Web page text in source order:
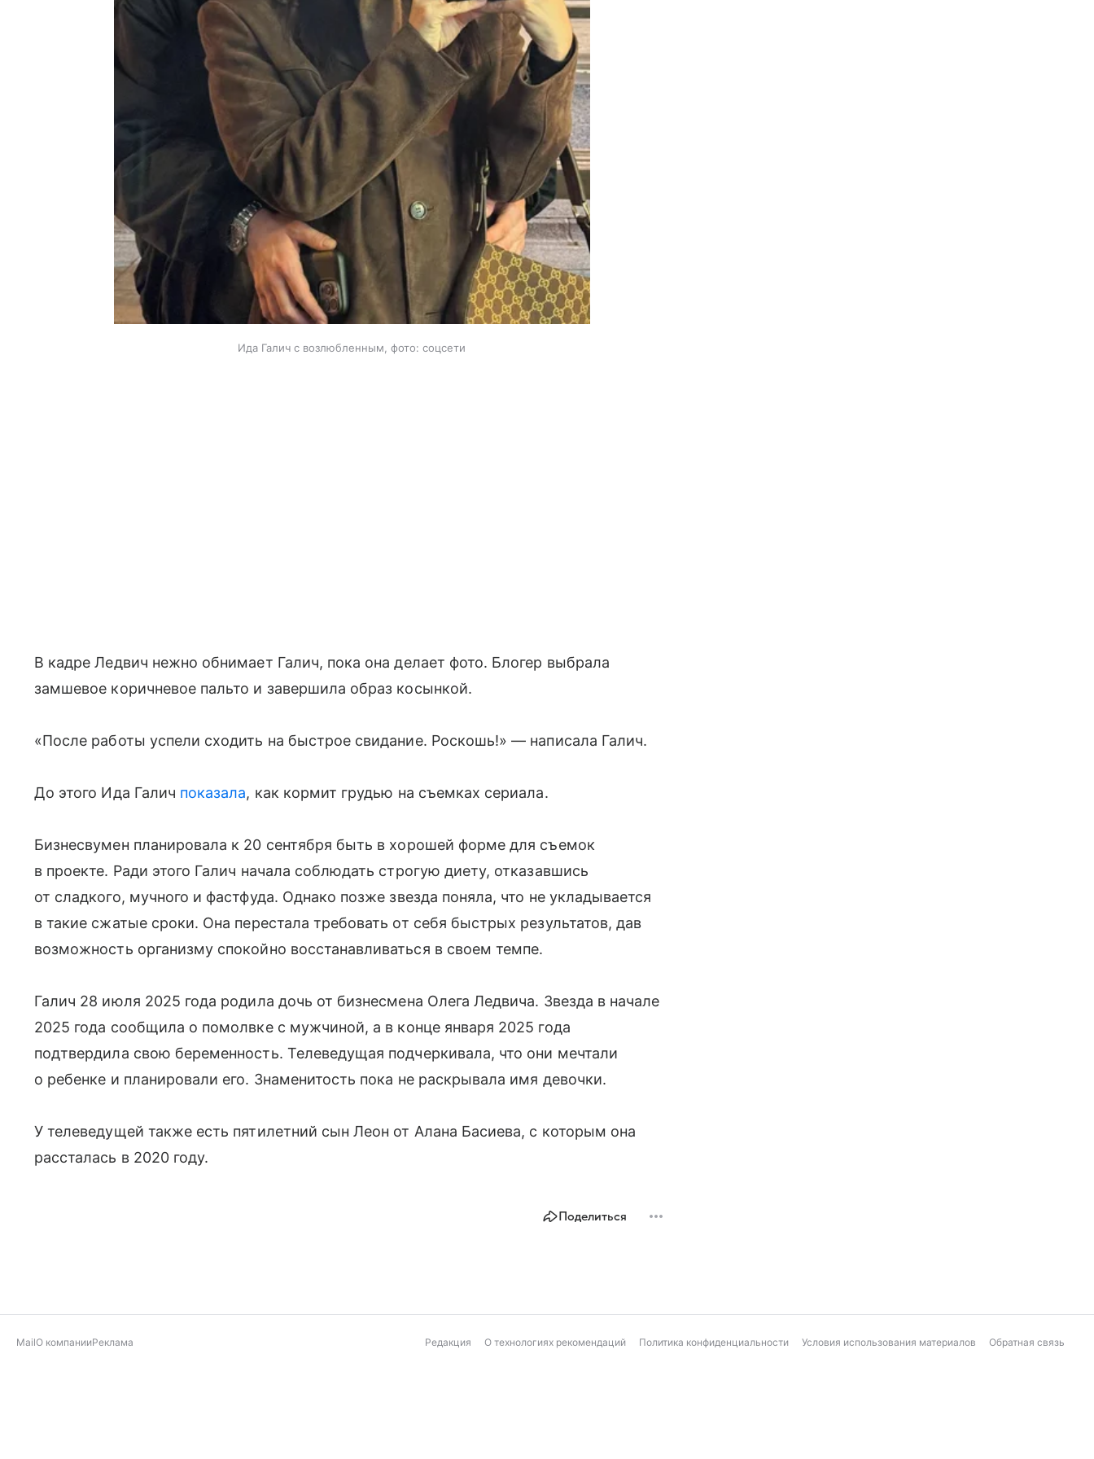
Ида Галич с возлюбленным, фото: соцсети
В кадре Ледвич нежно обнимает Галич, пока она делает фото. Блогер выбрала
замшевое коричневое пальто и завершила образ косынкой.
«После работы успели сходить на быстрое свидание. Роскошь!» — написала Галич.
До этого Ида Галич показала, как кормит грудью на съемках сериала.
Бизнесвумен планировала к 20 сентября быть в хорошей форме для съемок
в проекте. Ради этого Галич начала соблюдать строгую диету, отказавшись
от сладкого, мучного и фастфуда. Однако позже звезда поняла, что не укладывается
в такие сжатые сроки. Она перестала требовать от себя быстрых результатов, дав
возможность организму спокойно восстанавливаться в своем темпе.
Галич 28 июля 2025 года родила дочь от бизнесмена Олега Ледвича. Звезда в начале
2025 года сообщила о помолвке с мужчиной, а в конце января 2025 года
подтвердила свою беременность. Телеведущая подчеркивала, что они мечтали
о ребенке и планировали его. Знаменитость пока не раскрывала имя девочки.
У телеведущей также есть пятилетний сын Леон от Алана Басиева, с которым она
рассталась в 2020 году.
Поделиться
MailО компанииРеклама Редакция О технологиях рекомендаций Политика конфиденциальности Условия использования материалов Обратная связь